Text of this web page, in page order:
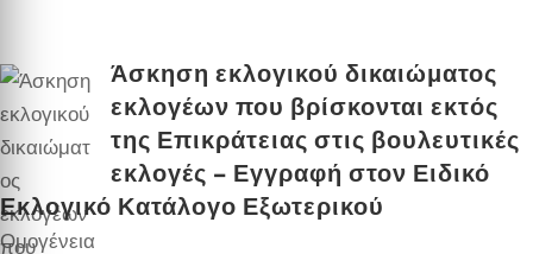
Άσκηση εκλογικού δικαιώματος
εκλογέων που βρίσκονται εκτός
της Επικράτειας στις βουλευτικές
εκλογές – Εγγραφή στον Ειδικό
Εκλογικό Κατάλογο Εξωτερικού
Ομογένεια